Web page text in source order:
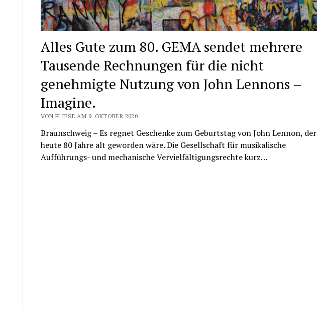
Alles Gute zum 80. GEMA sendet mehrere
Tausende Rechnungen für die nicht
genehmigte Nutzung von John Lennons –
Imagine.
VON FLIESE AM 9. OKTOBER 2020
Braunschweig – Es regnet Geschenke zum Geburtstag von John Lennon, der
heute 80 Jahre alt geworden wäre. Die Gesellschaft für musikalische
Aufführungs- und mechanische Vervielfältigungsrechte kurz…